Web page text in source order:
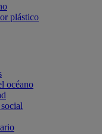
plástico
océano